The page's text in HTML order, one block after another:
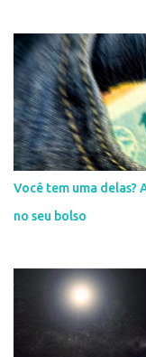
Você tem uma delas?
no seu bolso